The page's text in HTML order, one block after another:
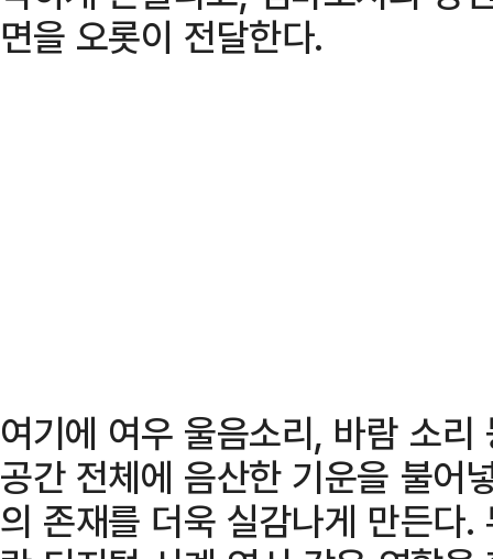
면을 오롯이 전달한다.
여기에 여우 울음소리, 바람 소
공간 전체에 음산한 기운을 불어
의 존재를 더욱 실감나게 만든다